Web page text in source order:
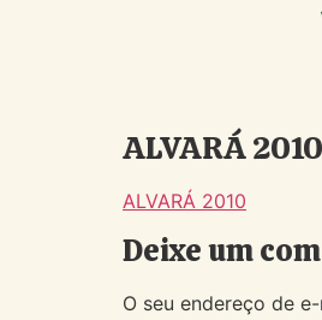
ALVARÁ 2010
ALVARÁ 2010
Deixe um
O seu endereço de